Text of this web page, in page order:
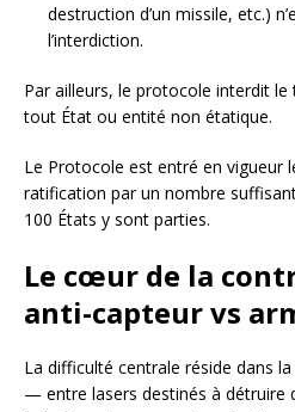
destruction d’un missile, etc.)
l’interdiction.
Par ailleurs, le protocole interdit
tout État ou entité non étatique.
Le Protocole est entré en vigueur
ratification par un nombre
100 États y sont parties.
Le cœur de la
anti-capteur vs
La difficulté centrale réside dans
— entre lasers destinés à détruire